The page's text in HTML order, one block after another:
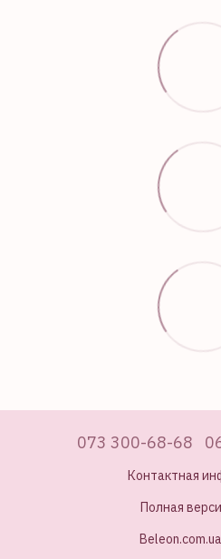
073 300-68-68
Контактная
Полная